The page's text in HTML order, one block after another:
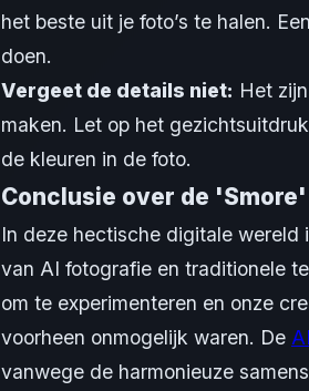
het beste uit je foto’s te halen.
doen.
Vergeet de details niet: Het
maken. Let op het
de kleuren in de foto.
Conclusie over de
In deze hectische digitale wereld
van AI fotografie en traditionele
om te experimenteren en onze
voorheen onmogelijk waren. De
vanwege de harmonieuze